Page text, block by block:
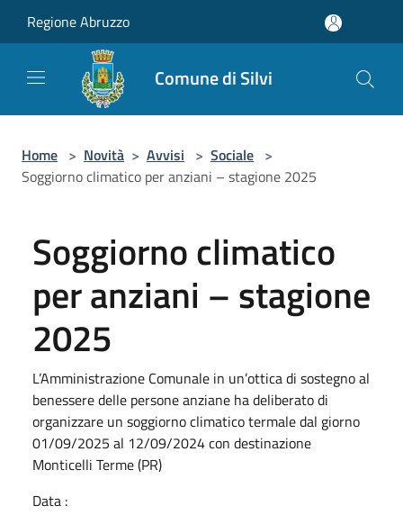
Regione Abruzzo
Comune di Silvi
Home > Novità > Avvisi > Sociale >
Soggiorno climatico per anziani – stagione 2025
Soggiorno climatico
per anziani – stagione
2025
L’Amministrazione Comunale in un’ottica di sostegno al
benessere delle persone anziane ha deliberato di
organizzare un soggiorno climatico termale dal giorno
01/09/2025 al 12/09/2024 con destinazione
Monticelli Terme (PR)
Data :